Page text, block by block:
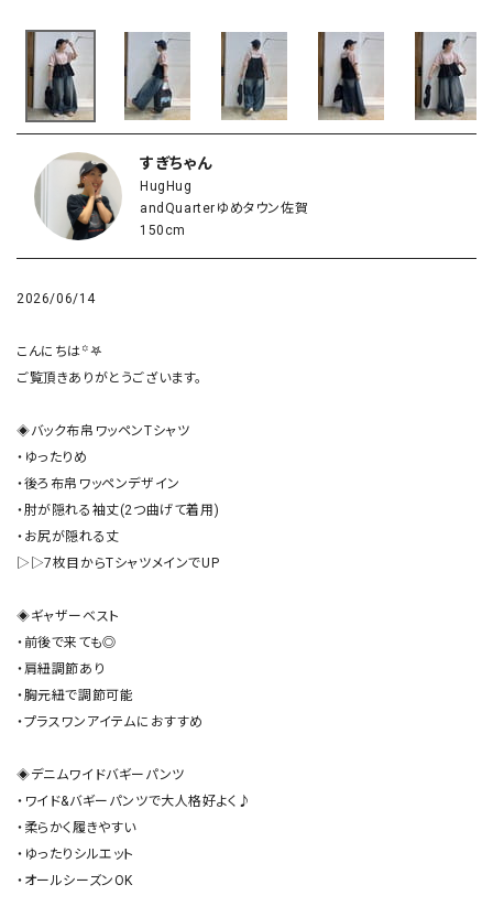
すぎちゃん
HugHug
andQuarterゆめタウン佐賀
150cm
2026/06/14
こんにちは꙳𖤐
ご覧頂きありがとうございます。
◈バック布帛ワッペンTシャツ
・ゆったりめ
・後ろ布帛ワッペンデザイン
・肘が隠れる袖丈(2つ曲げて着用)
・お尻が隠れる丈
▷▷7枚目からTシャツメインでUP
◈ギャザーベスト
・前後で来ても◎
・肩紐調節あり
・胸元紐で調節可能
・プラスワンアイテムにおすすめ
◈デニムワイドバギーパンツ
・ワイド&バギーパンツで大人格好よく♪
・柔らかく履きやすい
・ゆったりシルエット
・オールシーズンOK